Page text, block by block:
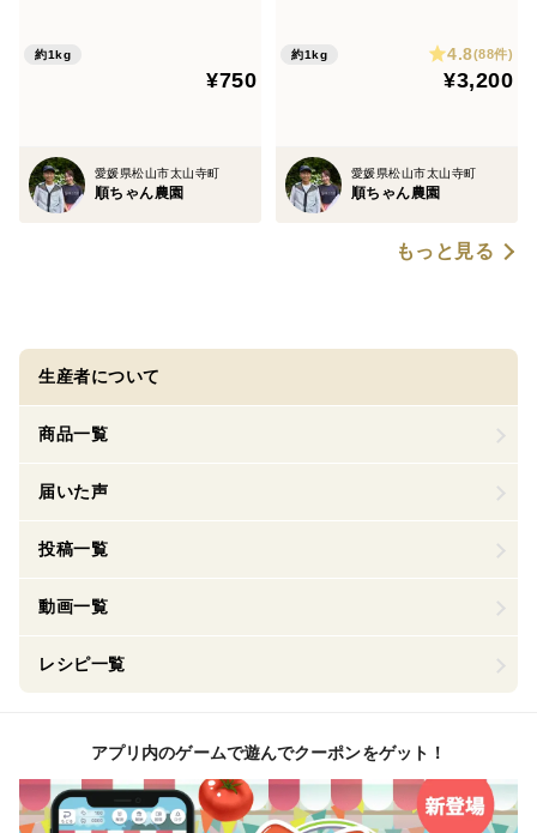
約1kg
¥750
愛媛県松山市太山寺町
順ちゃん農園
約1kg 4.8(88件)
¥3,200
愛媛県松山市太山寺町
順ちゃん農園
もっと見る
生産者について
商品一覧
届いた声
投稿一覧
動画一覧
レシピ一覧
アプリ内のゲームで遊んでクーポンをゲット！